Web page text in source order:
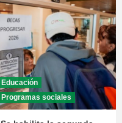
Educación
Programas sociales